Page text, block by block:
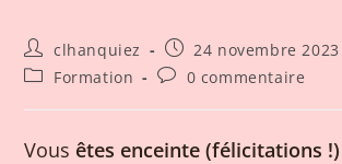
clhanquiez
24 novembre 2023
Formation
0 commentaire
Vous êtes enceinte (félicitations !)